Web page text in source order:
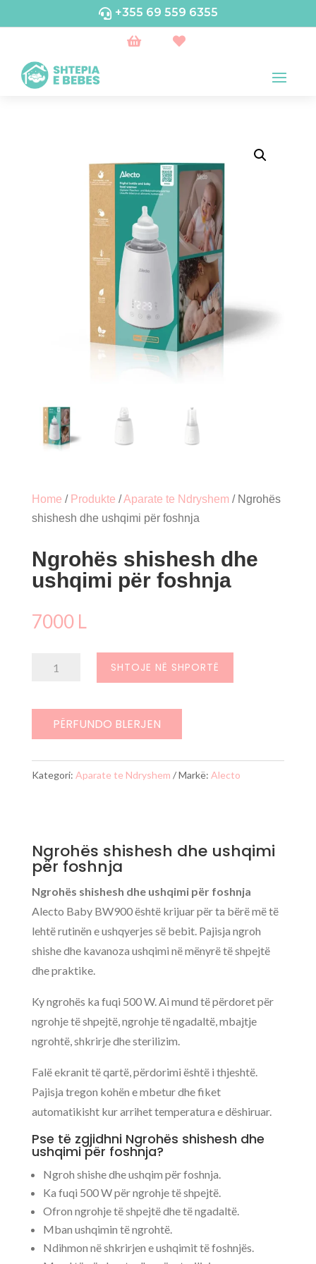
 +355 69 559 6355
 
Home / Produkte /Aparate te Ndryshem / Ngrohës
shishesh dhe ushqimi për foshnja
Ngrohës shishesh dhe
ushqimi për foshnja
7000 L
ushqimi
për
foshnja
SHTOJE NË SHPORTË
PËRFUNDO BLERJEN
Kategori: Aparate te Ndryshem Markë: Alecto
Ngrohës shishesh dhe ushqimi
për foshnja
Ngrohës shishesh dhe ushqimi për foshnja
Alecto Baby BW900 është krijuar për ta bërë më të
lehtë rutinën e ushqyerjes së bebit. Pajisja ngroh
shishe dhe kavanoza ushqimi në mënyrë të shpejtë
dhe praktike.
Ky ngrohës ka fuqi 500 W. Ai mund të përdoret për
ngrohje të shpejtë, ngrohje të ngadaltë, mbajtje
ngrohtë, shkrirje dhe sterilizim.
Falë ekranit të qartë, përdorimi është i thjeshtë.
Pajisja tregon kohën e mbetur dhe fiket
automatikisht kur arrihet temperatura e dëshiruar.
Pse të zgjidhni Ngrohës shishesh dhe
ushqimi për foshnja?
Ngroh shishe dhe ushqim për foshnja.
Ka fuqi 500 W për ngrohje të shpejtë.
Ofron ngrohje të shpejtë dhe të ngadaltë.
Mban ushqimin të ngrohtë.
Ndihmon në shkrirjen e ushqimit të foshnjës.